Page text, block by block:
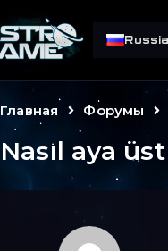
Главная Форумы
Nasıl aya